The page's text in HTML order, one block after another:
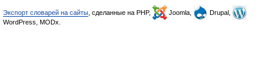
Экспорт словарей на сайты , сделанные на PHP, Joomla,
Drupal,
WordPress, MODx.